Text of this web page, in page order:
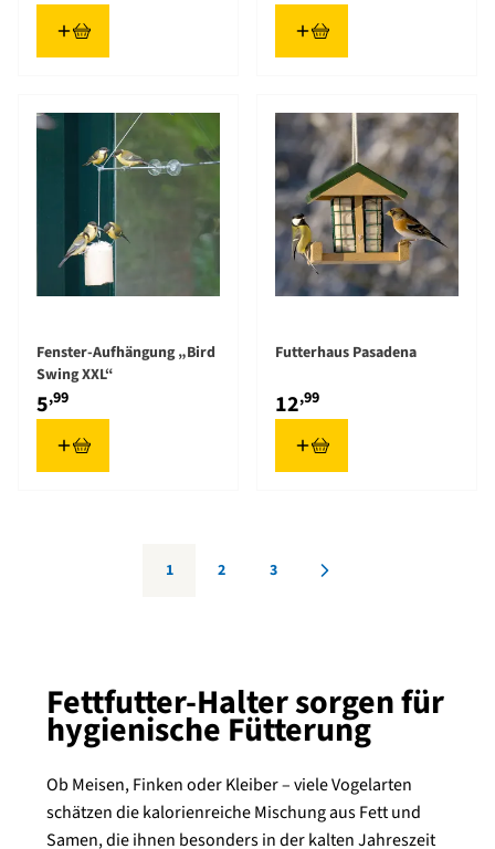
Fenster-Aufhängung „Bird
Swing XXL“
5,99
Futterhaus Pasadena
12,99
Sie lesen gerade die Seite
1 Seite
2 Seite
3
Fettfutter-Halter sorgen für
hygienische Fütterung
Ob Meisen, Finken oder Kleiber – viele Vogelarten
schätzen die kalorienreiche Mischung aus Fett und
Samen, die ihnen besonders in der kalten Jahreszeit